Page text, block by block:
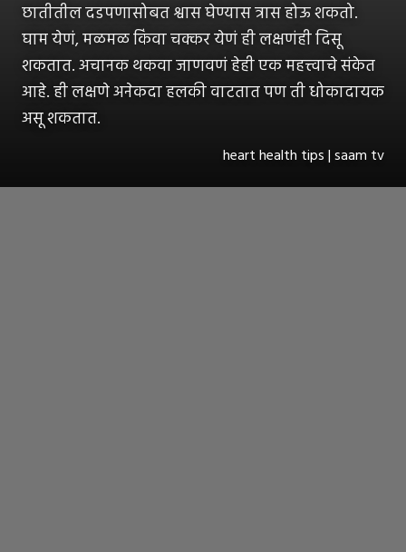
छातीतील दडपणासोबत श्वास घेण्यास त्रास होऊ शकतो.
घाम येणं, मळमळ किंवा चक्कर येणं ही लक्षणंही दिसू
शकतात. अचानक थकवा जाणवणं हेही एक महत्त्वाचे संकेत
आहे. ही लक्षणे अनेकदा हलकी वाटतात पण ती धोकादायक
असू शकतात.
heart health tips | saam tv